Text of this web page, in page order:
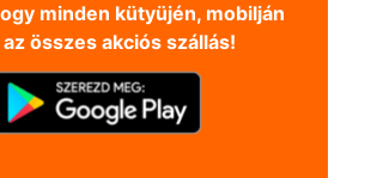
minden kütyüjén, mobilján
összes akciós szállás!